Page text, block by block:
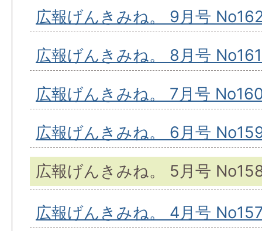
広報げんきみね。 9月号
広報げんきみね。 8月号 No161
広報げんきみね。 7月号
広報げんきみね。 6月号
広報げんきみね。 5月号
広報げんきみね。 4月号